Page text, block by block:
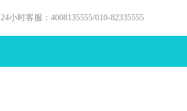
24小时客服：4008135555/010-82335555